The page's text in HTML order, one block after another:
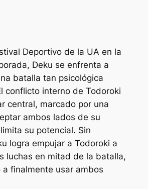
Deportivo de la UA en la
Deku se enfrenta a
batalla tan psicológica
conflicto interno de Todoroki
central, marcado por una
ambos lados de su
su potencial. Sin
logra empujar a Todoroki a
luchas en mitad de la batalla,
a finalmente usar ambos